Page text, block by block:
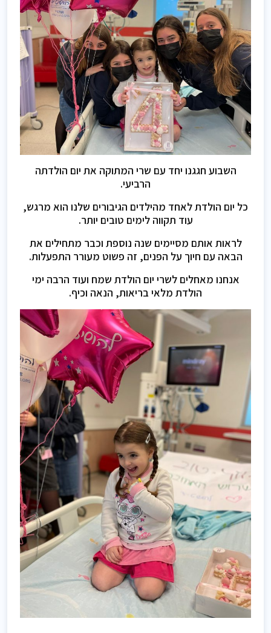
השבוע חגגנו יחד עם שרי המתוקה את יום הולדתה
הרביעי.
כל יום הולדת לאחד מהילדים הגיבורים שלנו הוא מרגש,
עוד תקווה לימים טובים יותר.
לראות אותם מסיימים שנה נוספת וכבר מתחילים את
הבאה עם חיוך על הפנים, זה פשוט מעורר התפעלות.
אנחנו מאחלים לשרי יום הולדת שמח ועוד הרבה ימי
הולדת מלאי בריאות, הנאה וכיף.